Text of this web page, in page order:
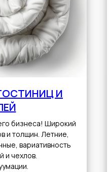
И
бизнеса! Широкий
и толщин. Летние,
вариативность
и чехлов.